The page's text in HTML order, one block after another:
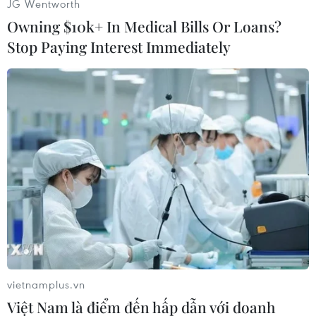
#Melbourne #Chế tạo ôtô
#Động đất
Australia
Theo dõi VietnamPlus
TIN CÙNG CHUYÊN MỤC
JG Wentworth
Owning $10k+ In Medical Bills Or Loans?
Stop Paying Interest Immediately
vietnamplus.vn
Việt Nam là điểm đến hấp dẫn với doanh